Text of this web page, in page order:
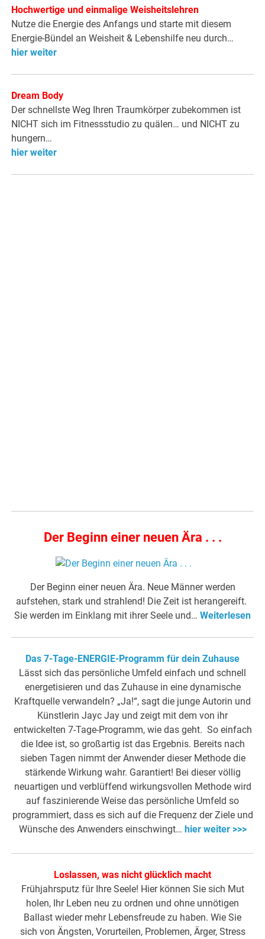
Hochwertige und einmalige Weisheitslehren
Nutze die Energie des Anfangs und starte mit diesem
Energie-Bündel an Weisheit & Lebenshilfe neu durch…
hier weiter
Dream Body
Der schnellste Weg Ihren Traumkörper zubekommen ist
NICHT sich im Fitnessstudio zu quälen… und NICHT zu
hungern…
hier weiter
Der Beginn einer neuen Ära . . .
Der Beginn einer neuen Ära. Neue Männer werden
aufstehen, stark und strahlend! Die Zeit ist herangereift.
Sie werden im Einklang mit ihrer Seele und… Weiterlesen
Das 7-Tage-ENERGIE-Programm für dein Zuhause
Lässt sich das persönliche Umfeld einfach und schnell
energetisieren und das Zuhause in eine dynamische
Kraftquelle verwandeln? „Ja!“, sagt die junge Autorin und
Künstlerin Jayc Jay und zeigt mit dem von ihr
entwickelten 7-Tage-Programm, wie das geht. So einfach
die Idee ist, so großartig ist das Ergebnis. Bereits nach
sieben Tagen nimmt der Anwender dieser Methode die
stärkende Wirkung wahr. Garantiert! Bei dieser völlig
neuartigen und verblüffend wirkungsvollen Methode wird
auf faszinierende Weise das persönliche Umfeld so
programmiert, dass es sich auf die Frequenz der Ziele und
Wünsche des Anwenders einschwingt… hier weiter >>>
Loslassen, was nicht glücklich macht
Frühjahrsputz für Ihre Seele! Hier können Sie sich Mut
holen, Ihr Leben neu zu ordnen und ohne unnötigen
Ballast wieder mehr Lebensfreude zu haben. Wie Sie
sich von Ängsten, Vorurteilen, Problemen, Ärger, Stress